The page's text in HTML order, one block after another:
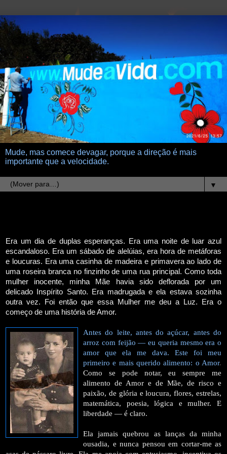
Mude, mas comece devagar, porque a direção é mais
importante que a velocidade.
▼
Era um dia de duplas esperanças. Era uma noite de luar azul
escandaloso. Era um sábado de alelúias, era hora de metáforas
e loucuras. Era uma casinha de madeira e primavera ao lado de
uma roseira branca no finzinho de uma rua principal. Como toda
mulher inocente, minha Mãe havia sido deflorada por um
delicado Inspírito Santo. Era madrugada e ela estava sozinha
outra vez. Foi então que essa Mulher me deu a Luz. Era o
começo de uma história de Amor.
Antes do leite, antes do açúcar, antes do
arroz com feijão — eu queria mesmo era o
amor que ela me dava. Este foi meu
primeiro e mais querido alimento: o Amor.
Como se pode notar, eu sempre me
alimento de Amor e de Mãe, de risco e
paixão, de glória e loucura, flores, estrelas,
matemática, poesia, lógica e mulher. E
liberdade — é claro.
Ela jamais quebrou as lanças da minha
ousadia, e nunca pensou em cortar-me as